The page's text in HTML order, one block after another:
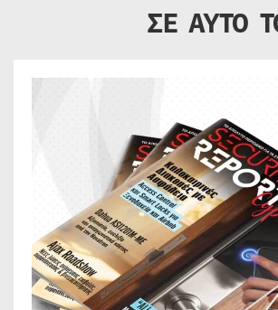
ΣΕ ΑΥΤΟ